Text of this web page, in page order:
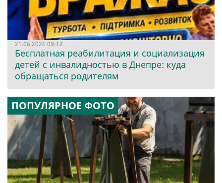
21.06.2026 09:12
Бесплатная реабилитация и социализация
детей с инвалидностью в Днепре: куда
обращаться родителям
ПОПУЛЯРНОЕ ФОТО